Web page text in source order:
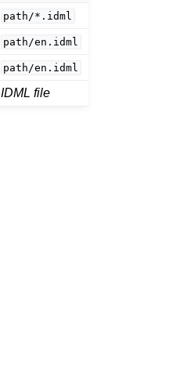
path/*.idml
path/en.idml
path/en.idml
IDML file